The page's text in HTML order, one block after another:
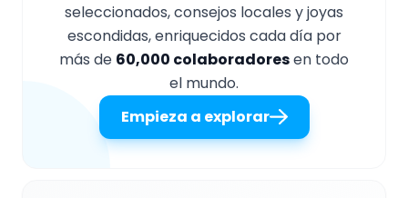
seleccionados, consejos locales y joyas
escondidas, enriquecidos cada día por
más de 60,000 colaboradoresen todo
el mundo.
Empieza a explorar